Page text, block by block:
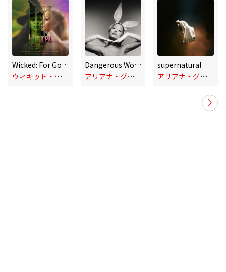
Wicked: For Good – The Soundtrack (Commentary)
ウ
ィキッド・ムービー・キャスト
Dangerous Woman (Tenth Anniversary Edition)
ア
リアナ・グランデ
supernatural
ア
リアナ・グランデ